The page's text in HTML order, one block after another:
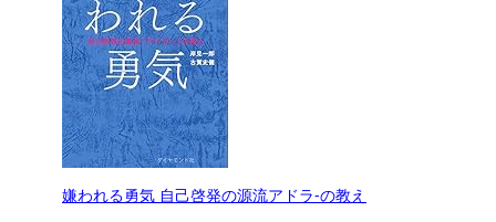
嫌われる勇気 自己啓発の源流アドラ-の教え